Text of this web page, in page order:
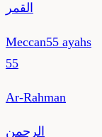
القمر
Meccan55 ayahs
55
Ar-Rahman
الرحمن